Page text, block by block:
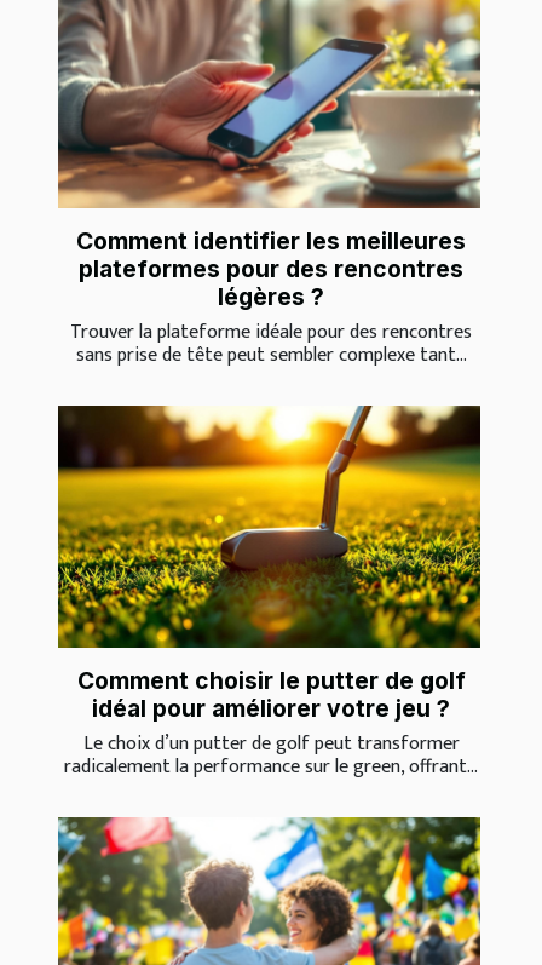
Comment identifier les meilleures
plateformes pour des rencontres
légères ?
Trouver la plateforme idéale pour des rencontres
sans prise de tête peut sembler complexe tant...
Comment choisir le putter de golf
idéal pour améliorer votre jeu ?
Le choix d’un putter de golf peut transformer
radicalement la performance sur le green, offrant...